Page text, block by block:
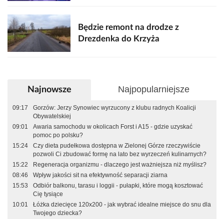
Będzie remont na drodze z
Drezdenka do Krzyża
Najnowsze Najpopularniejsze
09:17
Gorzów: Jerzy Synowiec wyrzucony z klubu radnych Koalicji
Obywatelskiej
09:01
Awaria samochodu w okolicach Forst i A15 - gdzie uzyskać
pomoc po polsku?
15:24
Czy dieta pudełkowa dostępna w Zielonej Górze rzeczywiście
pozwoli Ci zbudować formę na lato bez wyrzeczeń kulinarnych?
15:22
Regeneracja organizmu - dlaczego jest ważniejsza niż myślisz?
08:46
Wpływ jakości sit na efektywność separacji ziarna
15:53
Odbiór balkonu, tarasu i loggii - pułapki, które mogą kosztować
Cię tysiące
10:01
Łóżka dziecięce 120x200 - jak wybrać idealne miejsce do snu dla
Twojego dziecka?